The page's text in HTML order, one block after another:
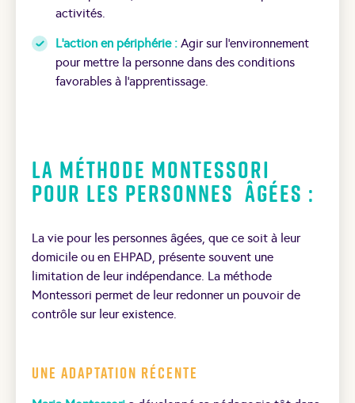
activités.
L’action en périphérie : Agir sur l’environnement
pour mettre la personne dans des conditions
favorables à l’apprentissage.
La Méthode Montessori
Pour les Personnes âgées :
La vie pour les personnes âgées, que ce soit à leur
domicile ou en EHPAD, présente souvent une
limitation de leur indépendance. La méthode
Montessori permet de leur redonner un pouvoir de
contrôle sur leur existence.
Une adaptation récente